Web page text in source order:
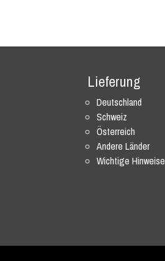
Lieferung
Deutschland
Schweiz
Österreich
Andere Länder
Wichtige Hinweise